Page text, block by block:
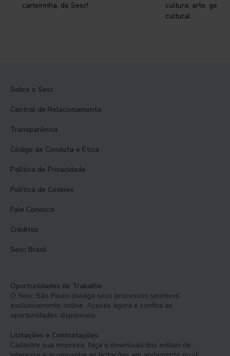
carteirinha, do Sesc!
cultura, arte,
cultural
Sobre o Sesc
Central de Relacionamento
Transparência
Código de Conduta e Ética
Política de Privacidade
Política de Cookies
Fale Conosco
Créditos
Sesc Brasil
Oportunidades de Trabalho
O Sesc São Paulo divulga seus processos seletivos
exclusivamente online. Acesse agora e confira as
oportunidades disponíveis.
Licitações e Contratações
Cadastre sua empresa, faça o download dos editais de